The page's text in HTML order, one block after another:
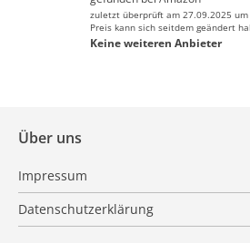
zuletzt überprüft am 27.09.2025
Preis kann sich seitdem geändert
Keine weiteren Anbieter
Über uns
Impressum
Datenschutzerklärung